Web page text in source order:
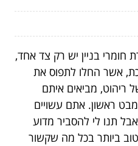
בניין יש רק צד אחד,
אשר החלו לתפוס את
ריהוט, מביאים איתם
ראשון. אתם עשויים
תנו לי להסביר מדוע
ביותר בכל מה שקשור